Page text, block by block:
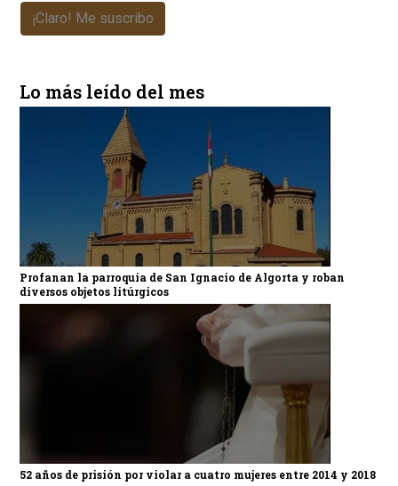
¡Claro! Me suscribo
Lo más leído del mes
Profanan la parroquia de San Ignacio de Algorta y roban
diversos objetos litúrgicos
52 años de prisión por violar a cuatro mujeres entre 2014 y 2018